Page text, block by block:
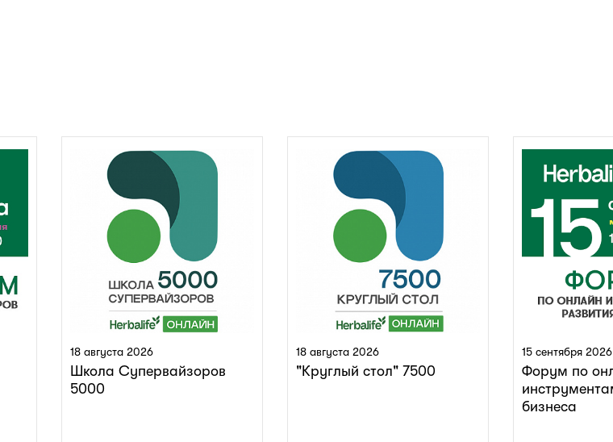
Школа Супервайзоров
5000
18 августа 2026
"Круглый стол" 7500
18 августа 2026
Форум по
бизнеса
15 сентября 2026